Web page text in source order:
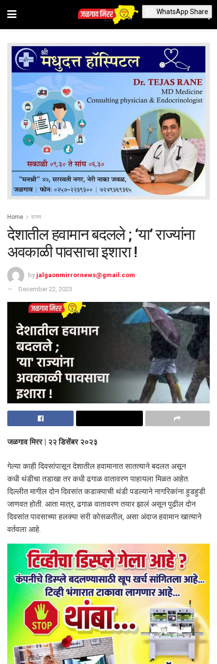
Home राज्य
देशातील हवामान बदलले ; ‘या’ राज्यांना
अवकाळी पावसाचा इशारा !
by jalgaonmirrornews@gmail.com
December 22, 2023
जळगाव मिरर | २२ डिसेंबर २०२३
गेल्या काही दिवसांपासून देशातील हवामानात सातत्याने बदलत असून
कधी थंडीचा तडाखा तर कधी ढगाळ वातावरण पाहायला मिळत आहेत.
दिल्लीत मागील दोन दिवसांत कडाक्याची थंडी पडल्याने नागरिकांना हुडहुडी
जाणवत होती. आता मात्र, ढगाळ वातावरण तयार झालं असून पुढील दोन
दिवसांत पावसाच्या हलक्या सरी कोसळतील, असा अंदाज हवामान खात्याने
वर्तवला आहे.
WhatsApp Share